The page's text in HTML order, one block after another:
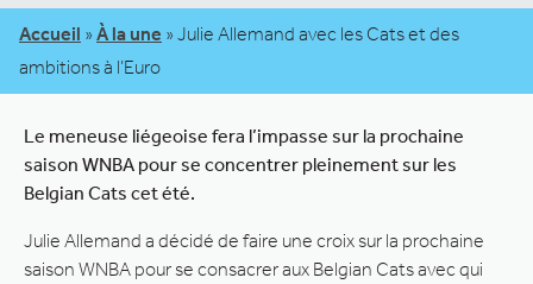
Accueil » À la une » Julie Allemand avec les Cats et des
ambitions à l’Euro
Le meneuse liégeoise fera l’impasse sur la prochaine
saison WNBA pour se concentrer pleinement sur les
Belgian Cats cet été.
Julie Allemand a décidé de faire une croix sur la prochaine
saison WNBA pour se consacrer aux Belgian Cats avec qui